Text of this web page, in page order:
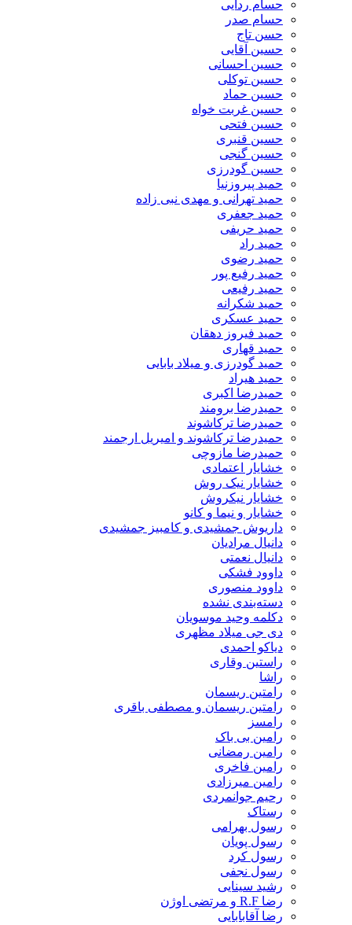
حسام ردایی
حسام صدر
حسن تاج
حسین آقایی
حسین احسانی
حسین توکلی
حسین حماد
حسین غربت خواه
حسین فتحی
حسین قنبری
حسین گنجی
حسین گودرزی
حمید پیروزنیا
حمید تهرانی و مهدی نبی زاده
حمید جعفری
حمید حریفی
حمید راد
حمید رضوی
حمید رفیع پور
حمید رفیعی
حمید شکرانه
حمید عسکری
حمید فیروز دهقان
حمید قهاری
حمید گودرزی و میلاد بابایی
حمید هیراد
حمیدرضا اکبری
حمیدرضا برومند
حمیدرضا ترکاشوند
حمیدرضا ترکاشوند و امیریل ارجمند
حمیدرضا مازوچی
خشایار اعتمادی
خشایار نیک روش
خشایار نیکروش
خشایار و نیما و کانو
داریوش جمشیدی و کامبیز جمشیدی
دانیال مرادیان
دانیال نعمتی
داوود فشکی
داوود منصوری
دسته‌بندی نشده
دکلمه وحید موسویان
دی جی میلاد مظهری
دیاکو احمدی
راستین وقاری
راشا
رامتین ریسمان
رامتین ریسمان و مصطفی باقری
رامسز
رامین بی باک
رامین رمضانی
رامین فاخری
رامین میرزادی
رحیم جوانمردی
رستاک
رسول بهرامی
رسول پویان
رسول کرد
رسول نجفی
رشید سینایی
رضا R.F و مرتضی اوژن
رضا آقابابایی